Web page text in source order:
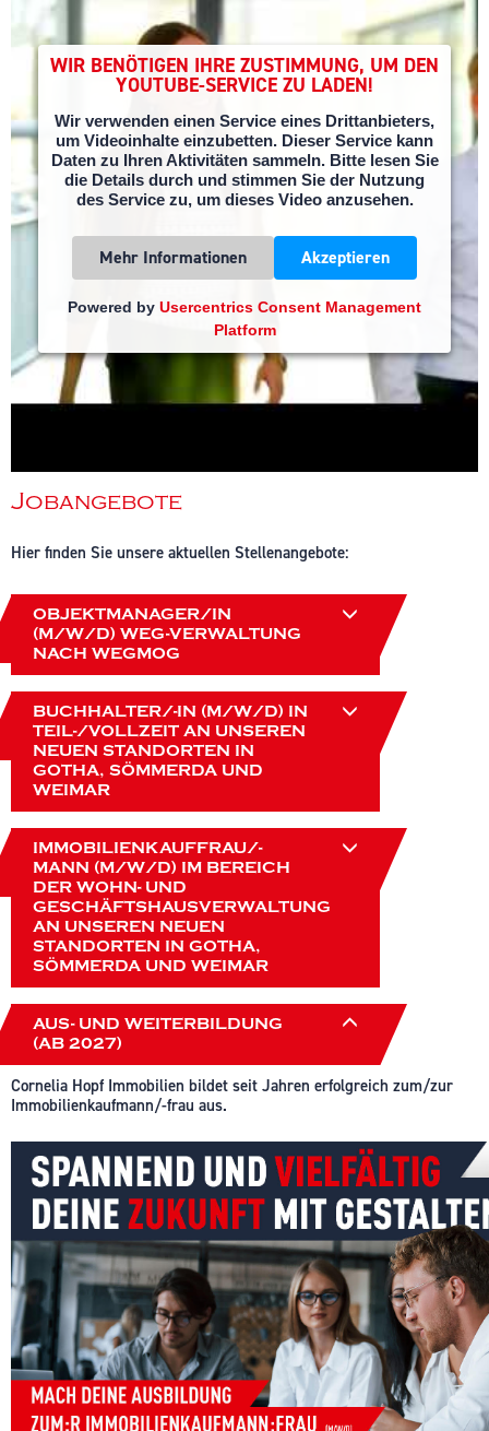
WIR BENÖTIGEN IHRE ZUSTIMMUNG, UM DEN
YOUTUBE-SERVICE ZU LADEN!
Wir verwenden einen Service eines Drittanbieters,
um Videoinhalte einzubetten. Dieser Service kann
Daten zu Ihren Aktivitäten sammeln. Bitte lesen Sie
die Details durch und stimmen Sie der Nutzung
des Service zu, um dieses Video anzusehen.
Mehr Informationen Akzeptieren
Powered by Usercentrics Consent Management
Platform
Jobangebote
Hier finden Sie unsere aktuellen Stellenangebote:
OBJEKTMANAGER/IN
(M/W/D) WEG-VERWALTUNG
NACH WEGMOG
BUCHHALTER/-IN (M/W/D) IN
TEIL-/VOLLZEIT AN UNSEREN
NEUEN STANDORTEN IN
GOTHA, SÖMMERDA UND
WEIMAR
IMMOBILIENKAUFFRAU/-
MANN (M/W/D) IM BEREICH
DER WOHN- UND
GESCHÄFTSHAUSVERWALTUNG
AN UNSEREN NEUEN
STANDORTEN IN GOTHA,
SÖMMERDA UND WEIMAR
AUS- UND WEITERBILDUNG
(AB 2027)
Cornelia Hopf Immobilien bildet seit Jahren erfolgreich zum/zur
Immobilienkaufmann/-frau aus.